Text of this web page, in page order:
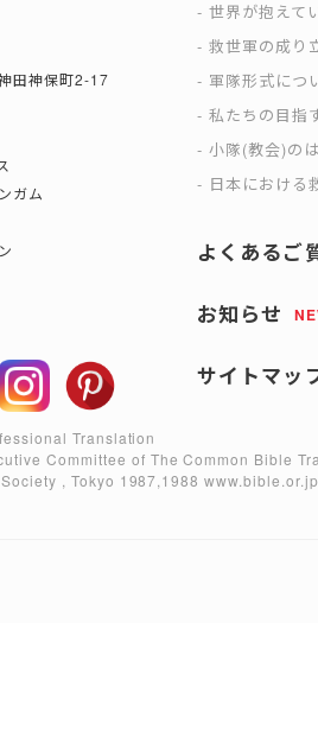
田神保町2-17
ガム
世界が抱えて
救世軍の成り
軍隊形式につ
私たちの目指
小隊(教会)の
日本における
よくあるご
お知らせ
サイトマッ
Translation
Committee of The Common Bible
, Tokyo 1987,1988www.bible.or.jp